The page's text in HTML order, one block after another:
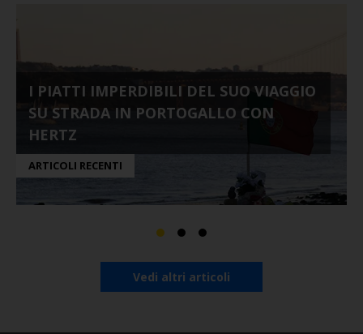
I PIATTI IMPERDIBILI DEL SUO VIAGGIO
SU STRADA IN PORTOGALLO CON
HERTZ
ARTICOLI RECENTI
Vedi altri articoli